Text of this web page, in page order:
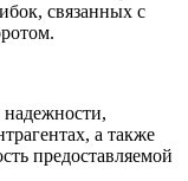
связанных с
надежности,
а также
предоставляемой